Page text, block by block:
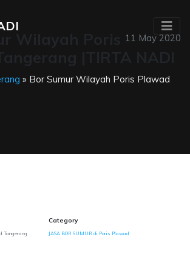
11 May 2020
Wilayah Poris
» Bor Sumur Wilayah Poris Plawad
Tangerang
Category
JASA BOR SUMUR di Poris Plawad